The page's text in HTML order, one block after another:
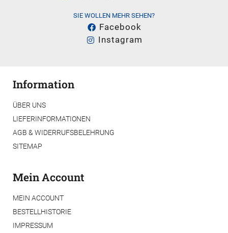
SIE WOLLEN MEHR SEHEN?
Facebook
Instagram
Information
ÜBER UNS
LIEFERINFORMATIONEN
AGB & WIDERRUFSBELEHRUNG
SITEMAP
Mein Account
MEIN ACCOUNT
BESTELLHISTORIE
IMPRESSUM